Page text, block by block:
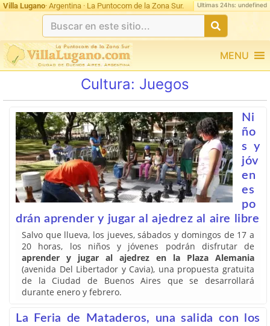
Villa Lugano· Argentina · La Puntocom de la Zona Sur. Ultimas 24hs: undefined
MENU
Cultura: Juegos
Ni
ño
s y
jóv
en
es
po
drán aprender y jugar al ajedrez al aire libre
Salvo que llueva, los jueves, sábados y domingos de 17 a
20 horas, los niños y jóvenes podrán disfrutar de
aprender y jugar al ajedrez en la Plaza Alemania
(avenida Del Libertador y Cavia), una propuesta gratuita
de la Ciudad de Buenos Aires que se desarrollará
durante enero y febrero.
La Feria de Mataderos, una salida con los